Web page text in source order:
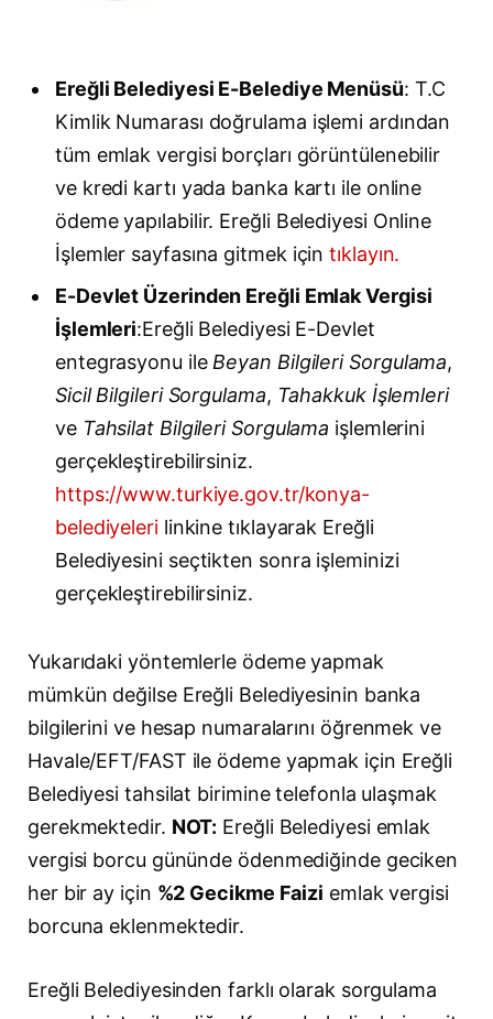
Ereğli Belediyesi E-Belediye Menüsü: T.C
Kimlik Numarası doğrulama işlemi ardından
tüm emlak vergisi borçları görüntülenebilir
ve kredi kartı yada banka kartı ile online
ödeme yapılabilir. Ereğli Belediyesi Online
İşlemler sayfasına gitmek içintıklayın.
E-Devlet Üzerinden Ereğli Emlak Vergisi
İşlemleri:Ereğli Belediyesi E-Devlet
entegrasyonu ile Beyan Bilgileri Sorgulama,
Sicil Bilgileri Sorgulama, Tahakkuk İşlemleri
ve Tahsilat Bilgileri Sorgulama işlemlerini
gerçekleştirebilirsiniz.
https://www.turkiye.gov.tr/konya-
belediyelerilinkine tıklayarak Ereğli
Belediyesini seçtikten sonra işleminizi
gerçekleştirebilirsiniz.
Yukarıdaki yöntemlerle ödeme yapmak
mümkün değilse Ereğli Belediyesinin banka
bilgilerini ve hesap numaralarını öğrenmek ve
Havale/EFT/FAST ile ödeme yapmak için Ereğli
Belediyesi tahsilat birimine telefonla ulaşmak
gerekmektedir. NOT: Ereğli Belediyesi emlak
vergisi borcu gününde ödenmediğinde geciken
her bir ay için %2 Gecikme Faizi emlak vergisi
borcuna eklenmektedir.
Ereğli Belediyesinden farklı olarak sorgulama